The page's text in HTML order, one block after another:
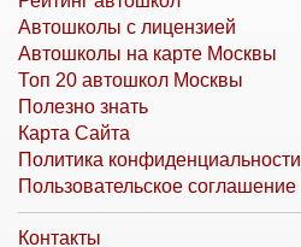
Автошколы с лицензией
Автошколы на карте Москвы
Топ 20 автошкол Москвы
Полезно знать
Карта Сайта
Политика конфиденциальности
Пользовательское соглашение
Контакты